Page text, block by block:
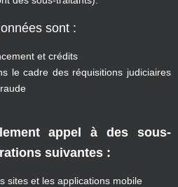
sont :
et crédits
le cadre des réquisitions judiciaires
appel à des sous-
suivantes :
sites et les applications mobile